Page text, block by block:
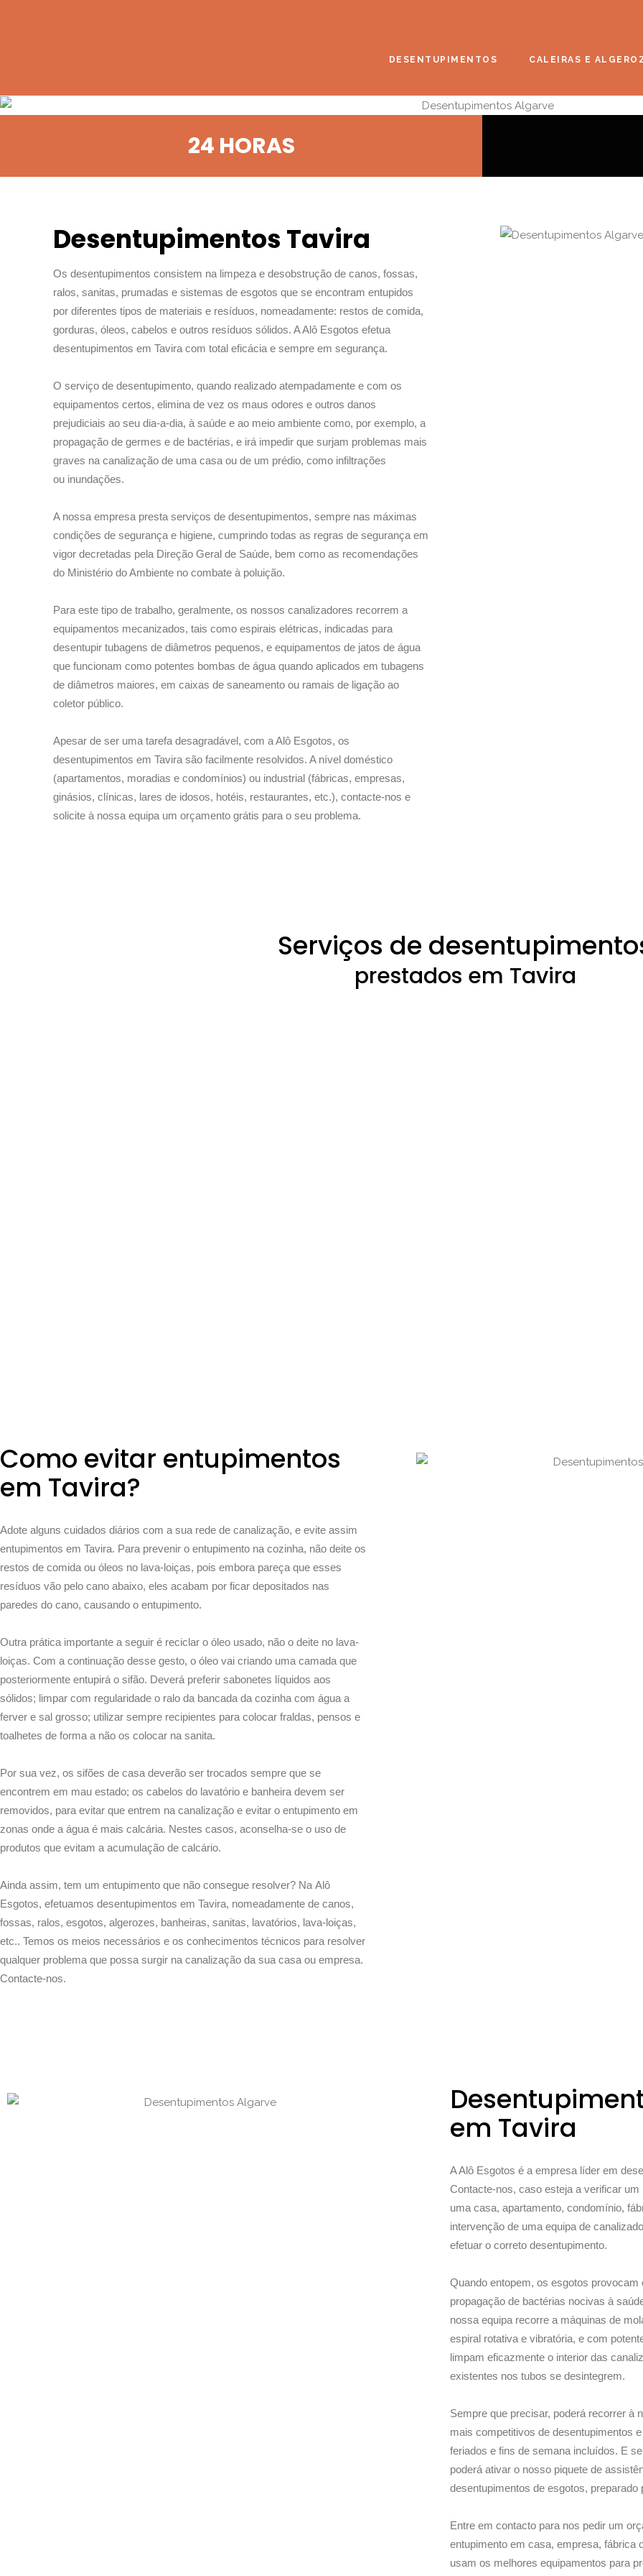
DESENTUPIMENTOS CALEIRAS E
24 HORAS
Desentupimentos Tavira
Os desentupimentos consistem na limpeza e desobstrução de canos, fossas,
ralos, sanitas, prumadas e sistemas de esgotos que se encontram entupidos
por diferentes tipos de materiais e resíduos, nomeadamente: restos de comida,
gorduras, óleos, cabelos e outros resíduos sólidos. A Alô Esgotos efetua
desentupimentos em Tavira com total eficácia e sempre em segurança.
O serviço de desentupimento, quando realizado atempadamente e com os
equipamentos certos, elimina de vez os maus odores e outros danos
prejudiciais ao seu dia-a-dia, à saúde e ao meio ambiente como, por exemplo, a
propagação de germes e de bactérias, e irá impedir que surjam problemas mais
graves na canalização de uma casa ou de um prédio, como infiltrações
ou inundações.
A nossa empresa presta serviços de desentupimentos, sempre nas máximas
condições de segurança e higiene, cumprindo todas as regras de segurança em
vigor decretadas pela Direção Geral de Saúde, bem como as recomendações
do Ministério do Ambiente no combate à poluição.
Para este tipo de trabalho, geralmente, os nossos canalizadores recorrem a
equipamentos mecanizados, tais como espirais elétricas, indicadas para
desentupir tubagens de diâmetros pequenos, e equipamentos de jatos de água
que funcionam como potentes bombas de água quando aplicados em tubagens
de diâmetros maiores, em caixas de saneamento ou ramais de ligação ao
coletor público.
Apesar de ser uma tarefa desagradável, com a Alô Esgotos, os
desentupimentos em Tavira são facilmente resolvidos. A nível doméstico
(apartamentos, moradias e condomínios) ou industrial (fábricas, empresas,
ginásios, clínicas, lares de idosos, hotéis, restaurantes, etc.), contacte-nos e
solicite à nossa equipa um orçamento grátis para o seu problema.
Serviços de
prestados em Tavira
Como evitar entupimentos
em Tavira?
Adote alguns cuidados diários com a sua rede de canalização, e evite assim
entupimentos em Tavira. Para prevenir o entupimento na cozinha, não deite os
restos de comida ou óleos no lava-loiças, pois embora pareça que esses
resíduos vão pelo cano abaixo, eles acabam por ficar depositados nas
paredes do cano, causando o entupimento.
Outra prática importante a seguir é reciclar o óleo usado, não o deite no lava-
loiças. Com a continuação desse gesto, o óleo vai criando uma camada que
posteriormente entupirá o sifão. Deverá preferir sabonetes líquidos aos
sólidos; limpar com regularidade o ralo da bancada da cozinha com água a
ferver e sal grosso; utilizar sempre recipientes para colocar fraldas, pensos e
toalhetes de forma a não os colocar na sanita.
Por sua vez, os sifões de casa deverão ser trocados sempre que se
encontrem em mau estado; os cabelos do lavatório e banheira devem ser
removidos, para evitar que entrem na canalização e evitar o entupimento em
zonas onde a água é mais calcária. Nestes casos, aconselha-se o uso de
produtos que evitam a acumulação de calcário.
Ainda assim, tem um entupimento que não consegue resolver? Na Alô
Esgotos, efetuamos desentupimentos em Tavira, nomeadamente de canos,
fossas, ralos, esgotos, algerozes, banheiras, sanitas, lavatórios, lava-loiças,
etc.. Temos os meios necessários e os conhecimentos técnicos para resolver
qualquer problema que possa surgir na canalização da sua casa ou empresa.
Contacte-nos.
em Tavira
A Alô Esgotos é a empresa líder em
Contacte-nos, caso esteja a verificar
uma casa, apartamento, condomínio,
intervenção de uma equipa de
efetuar o correto desentupimento.
Quando entopem, os esgotos
propagação de bactérias nocivas à
nossa equipa recorre a máquinas de
espiral rotativa e vibratória, e com
limpam eficazmente o interior das
existentes nos tubos se desintegrem.
Sempre que precisar, poderá recorrer à
mais competitivos de desentupimentos
feriados e fins de semana incluídos. E
poderá ativar o nosso piquete de
desentupimentos de esgotos, preparado
Entre em contacto para nos pedir um
entupimento em casa, empresa, fábrica
usam os melhores equipamentos para